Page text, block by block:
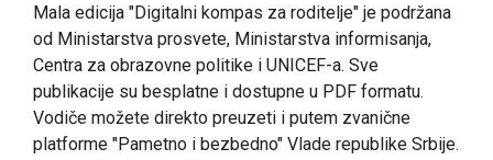
Mala edicija "Digitalni kompas za roditelje" je podržana
od Ministarstva prosvete, Ministarstva informisanja,
Centra za obrazovne politike i UNICEF-a. Sve
publikacije su besplatne i dostupne u PDF formatu.
Vodiče možete direkto preuzeti i putem zvanične
platforme "Pametno i bezbedno" Vlade republike Srbije.